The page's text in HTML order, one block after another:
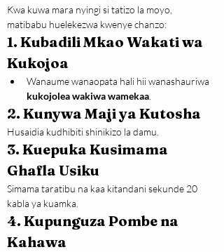
Kwa kuwa mara nyingi si tatizo la moyo,
matibabu huelekezwa kwenye chanzo:
1. Kubadili Mkao Wakati wa
Kukojoa
Wanaume wanaopata hali hii wanashauriwa
kukojolea wakiwa wamekaa
2. Kunywa Maji ya Kutosha
Husaidia kudhibiti shinikizo la damu.
3. Kuepuka Kusimama
Ghafla Usiku
Simama taratibu na kaa kitandani sekunde 20
kabla ya kuamka.
4. Kupunguza Pombe na
Kahawa